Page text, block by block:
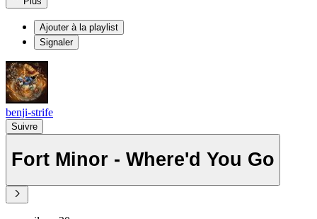
Ajouter à la playlist
Signaler
benji-strife
Suivre
Fort Minor - Where'd You Go